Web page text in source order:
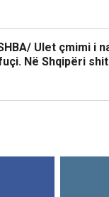
Ulet çmimi i
Në Shqipëri